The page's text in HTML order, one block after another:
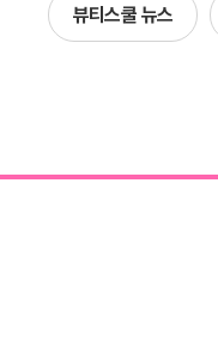
제휴협력사
뷰티스쿨 뉴스